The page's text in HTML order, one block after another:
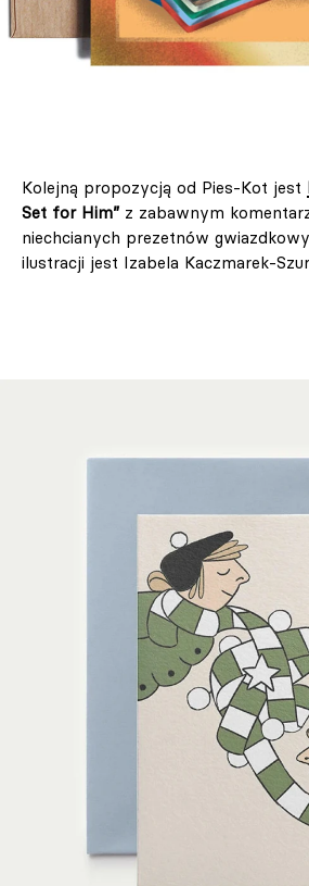
Kolejną propozycją od Pies-Kot jest
Set for Him” z zabawnym
niechcianych prezetnów
ilustracji jest Izabela Kaczmarek-